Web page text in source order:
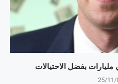
بفضل الاحتيالات
25/11/